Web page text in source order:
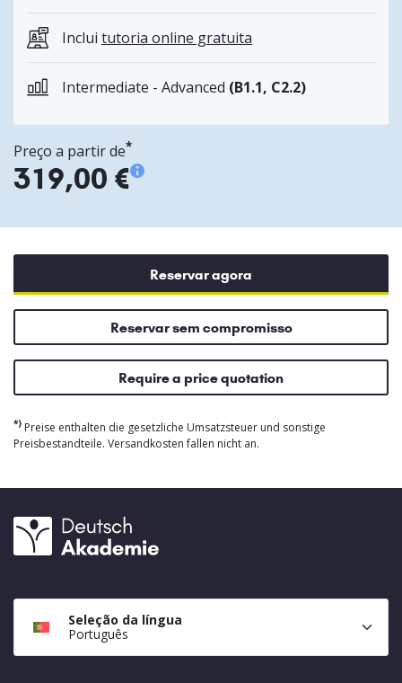
Inclui tutoria online gratuita
Intermediate - Advanced (B1.1, C2.2)
Preço a partir de*
319,00 €
Reservar agora
Reservar sem compromisso
Require a price quotation
*) Preise enthalten die gesetzliche Umsatzsteuer und sonstige
Preisbestandteile. Versandkosten fallen nicht an.
Seleção da língua
Português